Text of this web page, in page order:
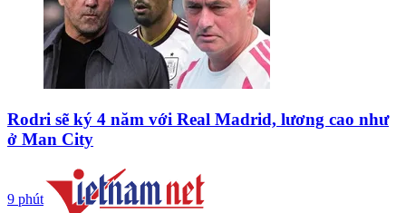
Rodri sẽ ký 4 năm với Real Madrid, lương cao như
ở Man City
9 phút